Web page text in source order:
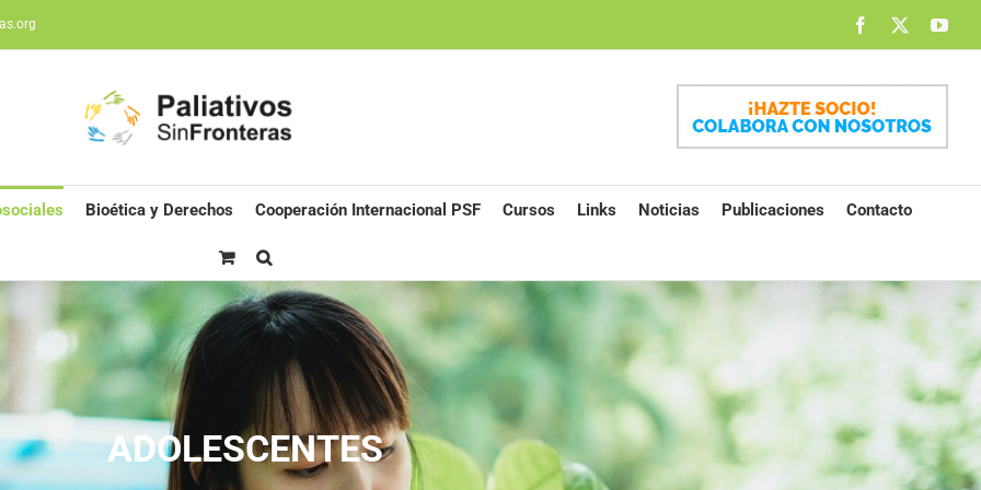
Facebook
Bioética y Derechos Cooperación Internacional PSF Cursos Links Noticias Publicaciones Contacto
ADOLESCENTES